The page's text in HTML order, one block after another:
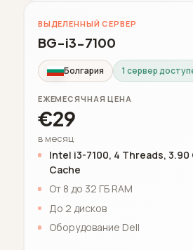
ВЫДЕЛЕННЫЙ СЕРВЕР
BG-i3-7100
Болгария 1 сервер
ЕЖЕМЕСЯЧНАЯ ЦЕНА
€29
в месяц
Intel i3-7100, 4 Threads, 3.90
Cache
От 8 до 32 ГБ RAM
До 2 дисков
Оборудование Dell